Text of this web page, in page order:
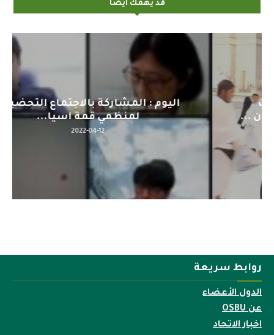
قد يهمك أيضاً
اليوم : المشاركة بالاجتماع التحضيري
لمنظمي قمة اسيا...
2022-04-12
روابط سريعة
الدول الأعضاء
عن OSBU
اخبار الاتحاد